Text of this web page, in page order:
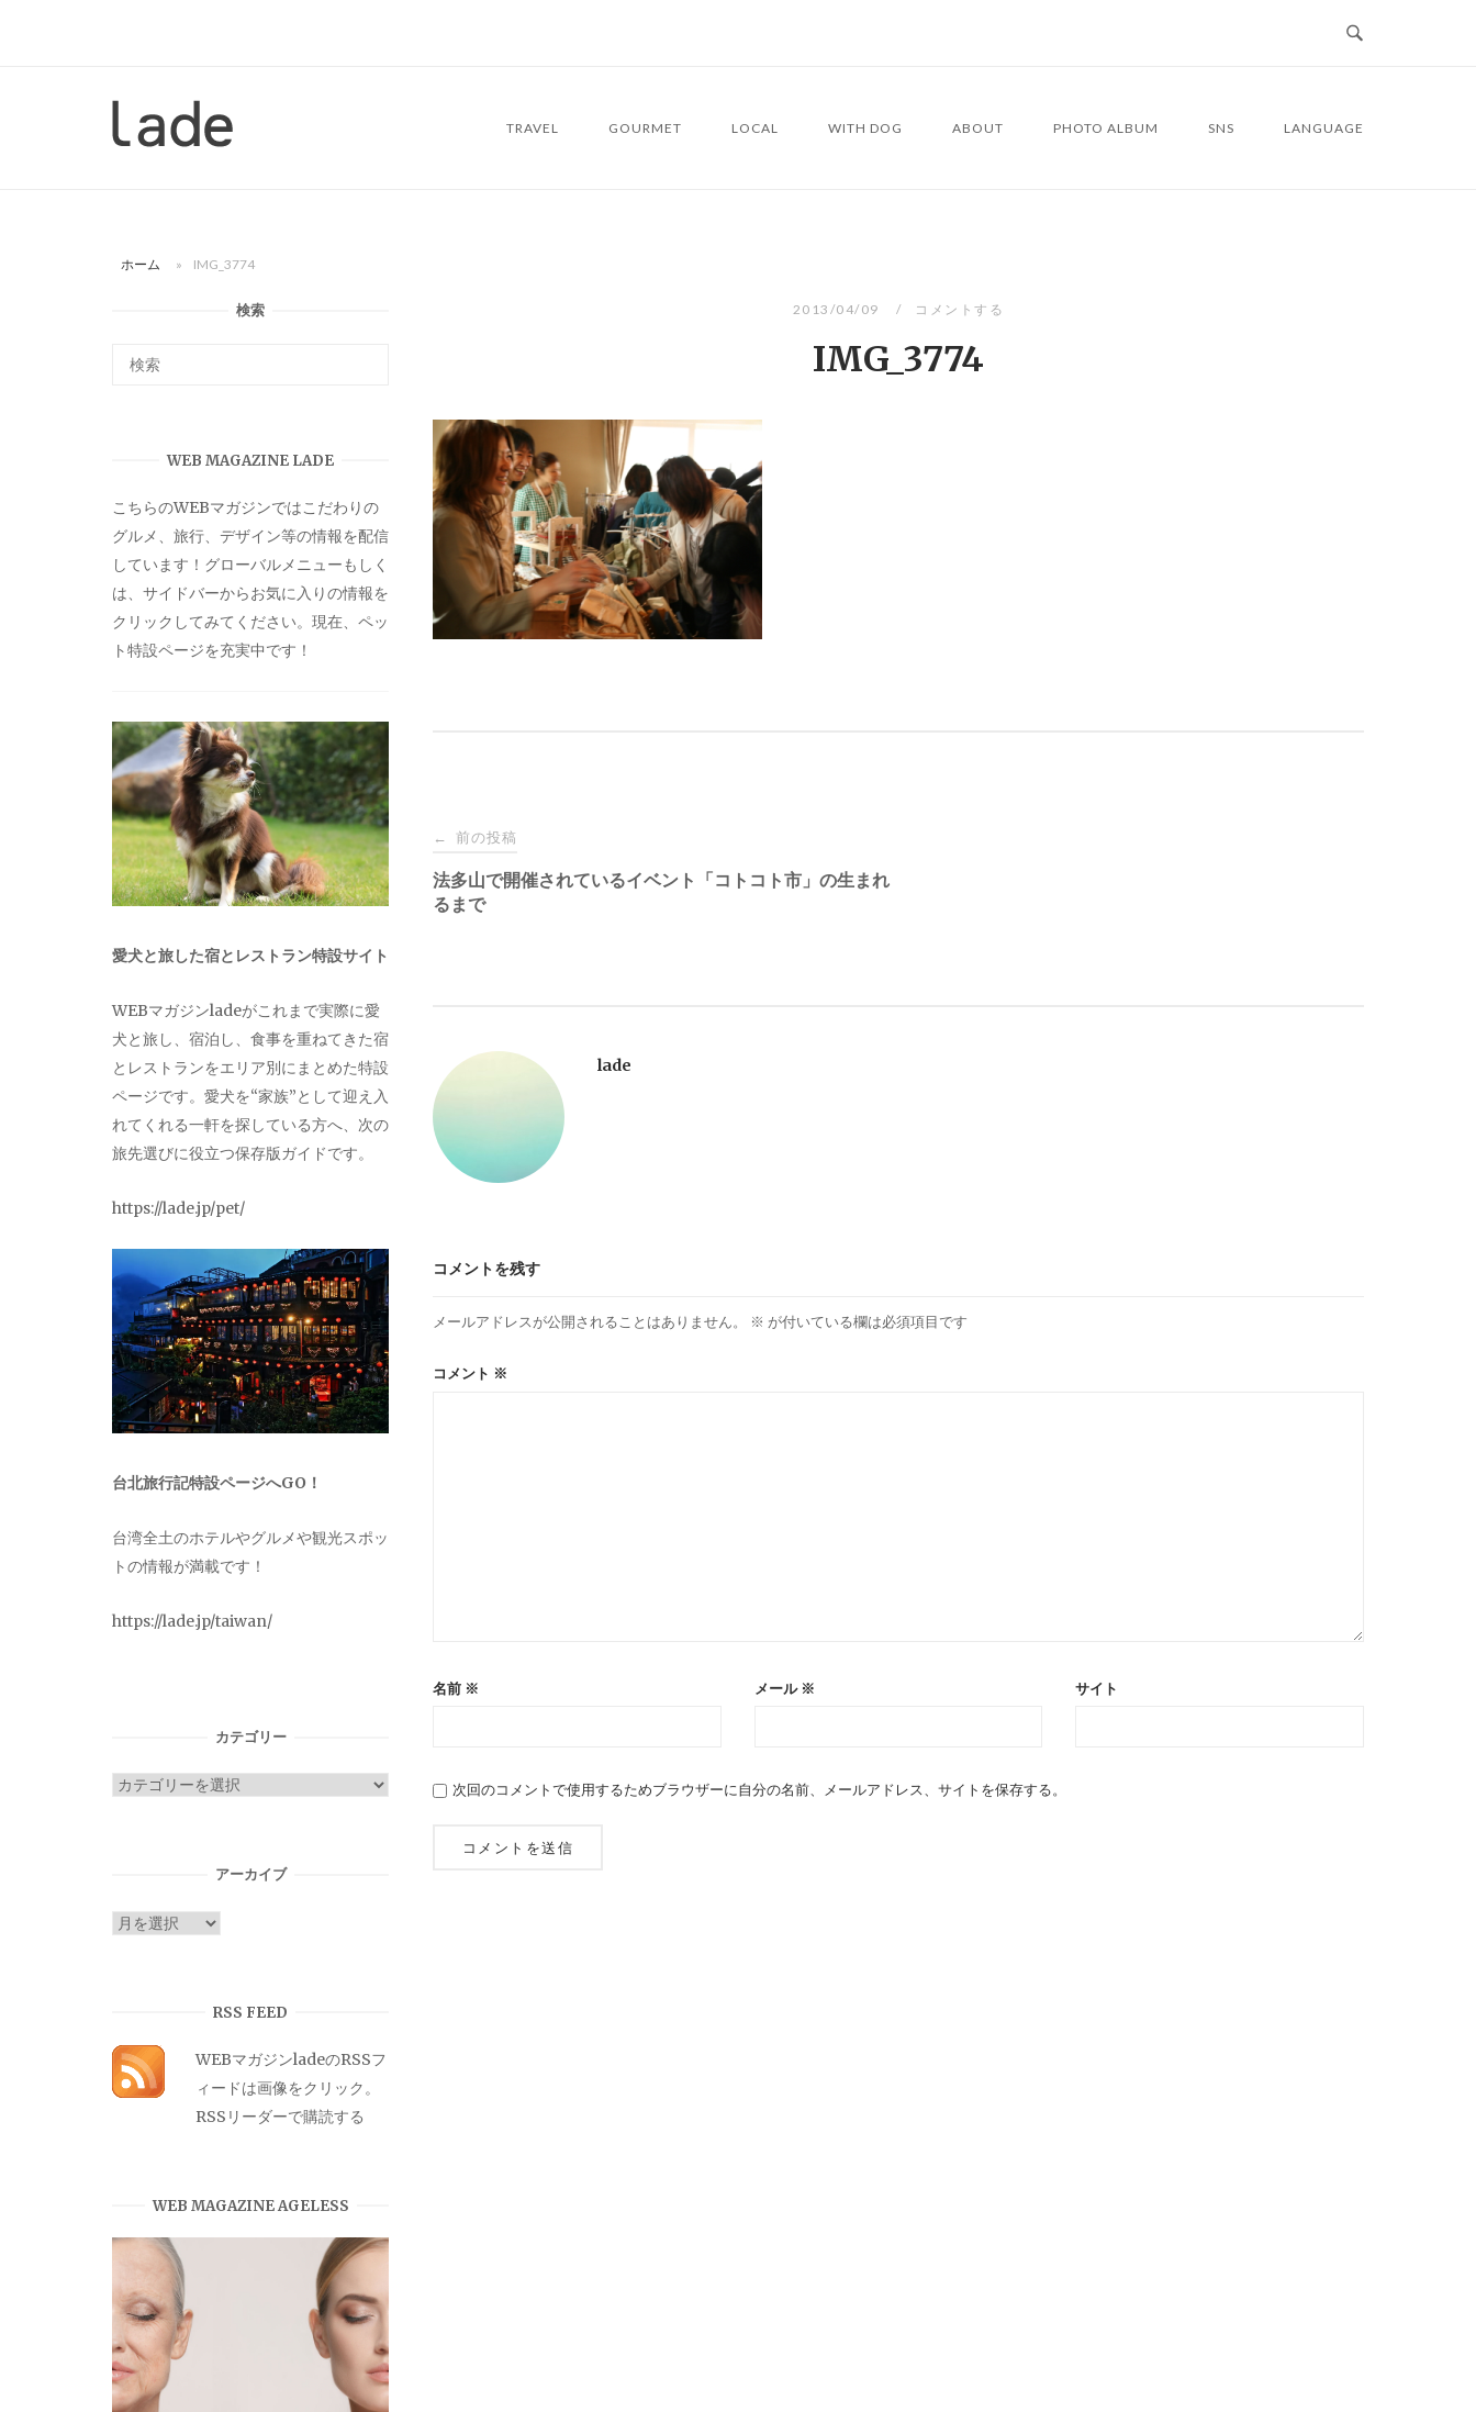
ー
TRAVEL GOURMET LOCAL WITH DOG ABOUT PHOTO ALBUM SNS LANGUAGE
ホーム » IMG_3774
2013/04/09 コメントする
IMG_3774
投
稿
ゲ
ー
シ
ン
← 前の投稿
法多山で開催されているイベント「コトコト市」の生まれ
るまで
lade
コメントを残す
メールアドレスが公開されることはありません。 ※ が付いている欄は必須項目です
コメント ※
名前 ※ メール ※ サイト
次回のコメントで使用するためブラウザーに自分の名前、メールアドレス、サイトを保存する。
検索
WEB MAGAZINE LADE
こちらのWEBマガジンではこだわりの
グルメ、旅行、デザイン等の情報を配信
しています！グローバルメニューもしく
は、サイドバーからお気に入りの情報を
クリックしてみてください。現在、ペッ
ト特設ページを充実中です！
愛犬と旅した宿とレストラン特設サイト
WEBマガジンladeがこれまで実際に愛
犬と旅し、宿泊し、食事を重ねてきた宿
とレストランをエリア別にまとめた特設
ページです。愛犬を“家族”として迎え入
れてくれる一軒を探している方へ、次の
旅先選びに役立つ保存版ガイドです。
https://lade.jp/pet/
台北旅行記特設ページへGO！
台湾全土のホテルやグルメや観光スポッ
トの情報が満載です！
https://lade.jp/taiwan/
カテゴリー
カ
アーカイブ
ア
RSS FEED
WEBマガジンladeのRSSフ
ィードは画像をクリック。
RSSリーダーで購読する
WEB MAGAZINE AGELESS